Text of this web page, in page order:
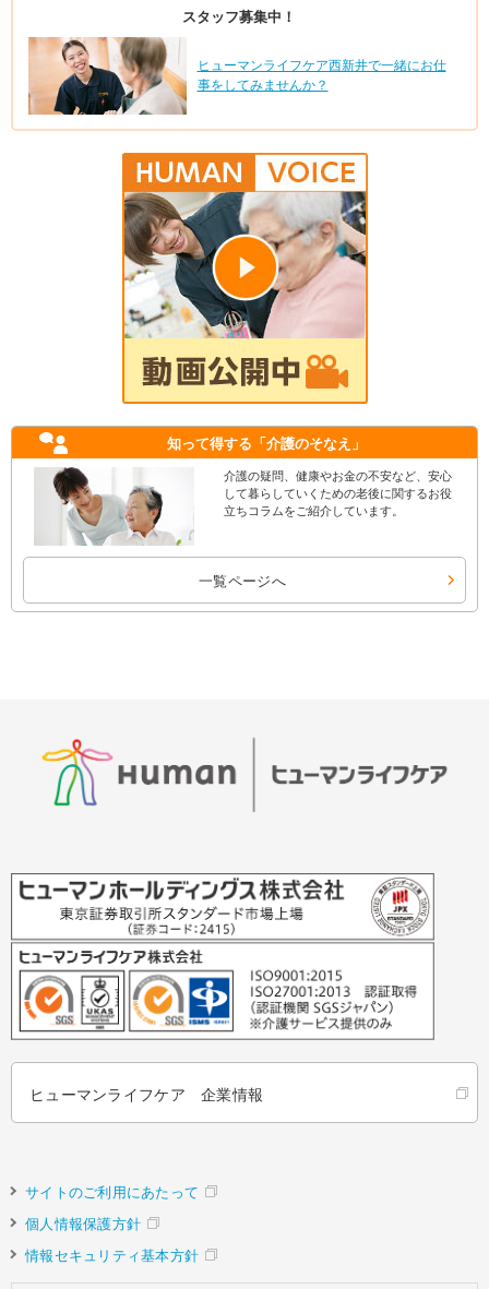
スタッフ募集中！
ヒューマンライフケア西新井で一緒にお仕
事をしてみませんか？
知って得する 「介護のそなえ」
介護の疑問、健康やお金の不安など、安心
して暮らしていくための老後に関するお役
立ちコラムをご紹介しています。
一覧ページへ
ヒューマンライフケア 企業情報
サイトのご利用にあたって
個人情報保護方針
情報セキュリティ基本方針